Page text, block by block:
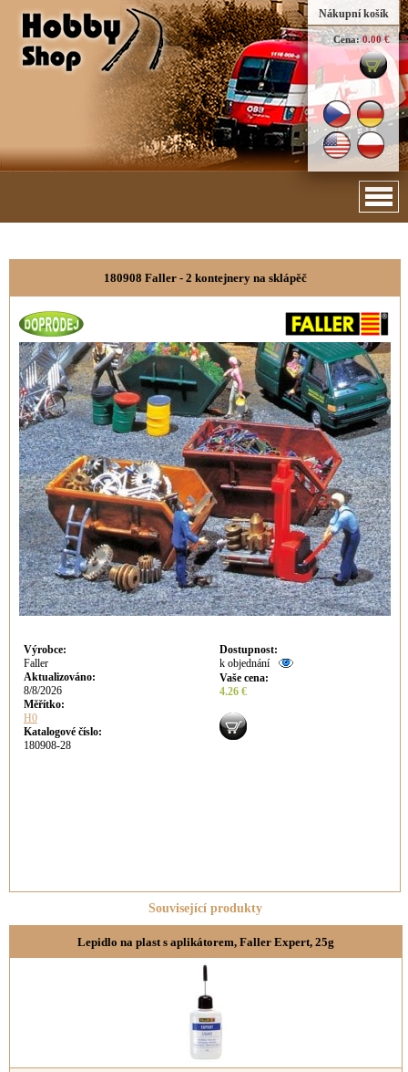
Nákupní košík
Cena: 0.00 €
180908 Faller - 2 kontejnery na sklápěč
Výrobce:
Faller
Aktualizováno:
8/8/2026
Měřítko:
H0
Katalogové číslo:
180908-28
Dostupnost:
k objednání
Vaše cena:
4.26 €
Související produkty
Lepidlo na plast s aplikátorem, Faller Expert, 25g